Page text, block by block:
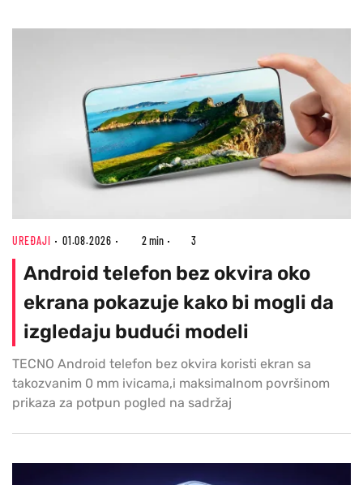
UREĐAJI 01.08.2026 2 min 3
Android telefon bez okvira oko
ekrana pokazuje kako bi mogli da
izgledaju budući modeli
TECNO Android telefon bez okvira koristi ekran sa
takozvanim 0 mm ivicama,i maksimalnom površinom
prikaza za potpun pogled na sadržaj